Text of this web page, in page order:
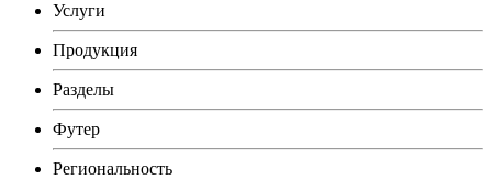
Услуги
Продукция
Разделы
Футер
Региональность